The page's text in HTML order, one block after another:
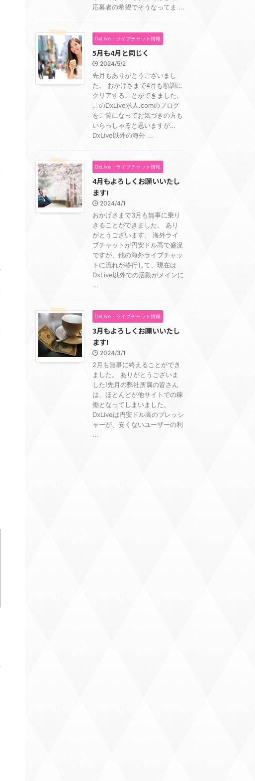
応募者の希望でそうなってま ...
DxLive・ライブチャット情報
5月も4月と同じく
2024/5/2
先月もありがとうございまし
た。 おかげさまで4月も順調に
クリアすることができました。
このDxLive求人.comのブログ
をご覧になってお気づきの方も
いらっしゃると思いますが…
DxLive以外の海外 ...
DxLive・ライブチャット情報
4月もよろしくお願いいたし
ます!
2024/4/1
おかげさまで3月も無事に乗り
きることができました。 あり
がとうございます。 海外ライ
ブチャットが円安ドル高で盛況
ですが、他の海外ライブチャッ
トに流れが移行して、現在は
DxLive以外での活動がメインに
...
DxLive・ライブチャット情報
3月もよろしくお願いいたし
ます!
2024/3/1
2月も無事に終えることができ
ました。 ありがとうございま
した!先月の弊社所属の皆さん
は、ほとんどが他サイトでの稼
働となってしまいました。
DxLiveは円安ドル高のプレッシ
ャーが、安くないユーザーの利
...